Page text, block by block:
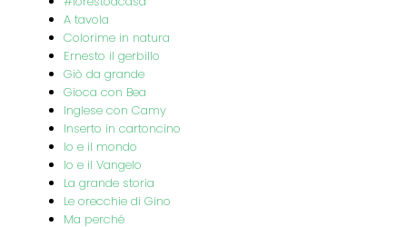
A tavola
Colorime in natura
Ernesto il gerbillo
Giò da grande
Gioca con Bea
Inglese con Camy
Inserto in cartoncino
Io e il mondo
Io e il Vangelo
La grande storia
Le orecchie di Gino
Ma perché